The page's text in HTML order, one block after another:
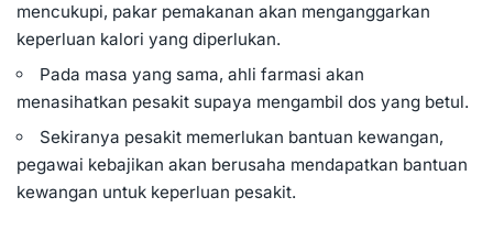
mencukupi, pakar pemakanan akan menganggarkan
keperluan kalori yang diperlukan.
Pada masa yang sama, ahli farmasi akan
menasihatkan pesakit supaya mengambil dos yang betul.
Sekiranya pesakit memerlukan bantuan kewangan,
pegawai kebajikan akan berusaha mendapatkan bantuan
kewangan untuk keperluan pesakit.